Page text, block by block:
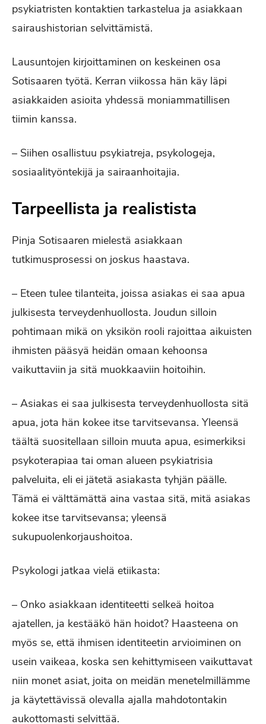
psykiatristen kontaktien tarkastelua ja asiakkaan
sairaushistorian selvittämistä.
Lausuntojen kirjoittaminen on keskeinen osa
Sotisaaren työtä. Kerran viikossa hän käy läpi
asiakkaiden asioita yhdessä moniammatillisen
tiimin kanssa.
– Siihen osallistuu psykiatreja, psykologeja,
sosiaalityöntekijä ja sairaanhoitajia.
Tarpeellista ja realistista
Pinja Sotisaaren mielestä asiakkaan
tutkimusprosessi on joskus haastava.
– Eteen tulee tilanteita, joissa asiakas ei saa apua
julkisesta terveydenhuollosta. Joudun silloin
pohtimaan mikä on yksikön rooli rajoittaa aikuisten
ihmisten pääsyä heidän omaan kehoonsa
vaikuttaviin ja sitä muokkaaviin hoitoihin.
– Asiakas ei saa julkisesta terveydenhuollosta sitä
apua, jota hän kokee itse tarvitsevansa. Yleensä
täältä suositellaan silloin muuta apua, esimerkiksi
psykoterapiaa tai oman alueen psykiatrisia
palveluita, eli ei jätetä asiakasta tyhjän päälle.
Tämä ei välttämättä aina vastaa sitä, mitä asiakas
kokee itse tarvitsevansa; yleensä
sukupuolenkorjaushoitoa.
Psykologi jatkaa vielä etiikasta:
– Onko asiakkaan identiteetti selkeä hoitoa
ajatellen, ja kestääkö hän hoidot? Haasteena on
myös se, että ihmisen identiteetin arvioiminen on
usein vaikeaa, koska sen kehittymiseen vaikuttavat
niin monet asiat, joita on meidän menetelmillämme
ja käytettävissä olevalla ajalla mahdotontakin
aukottomasti selvittää.